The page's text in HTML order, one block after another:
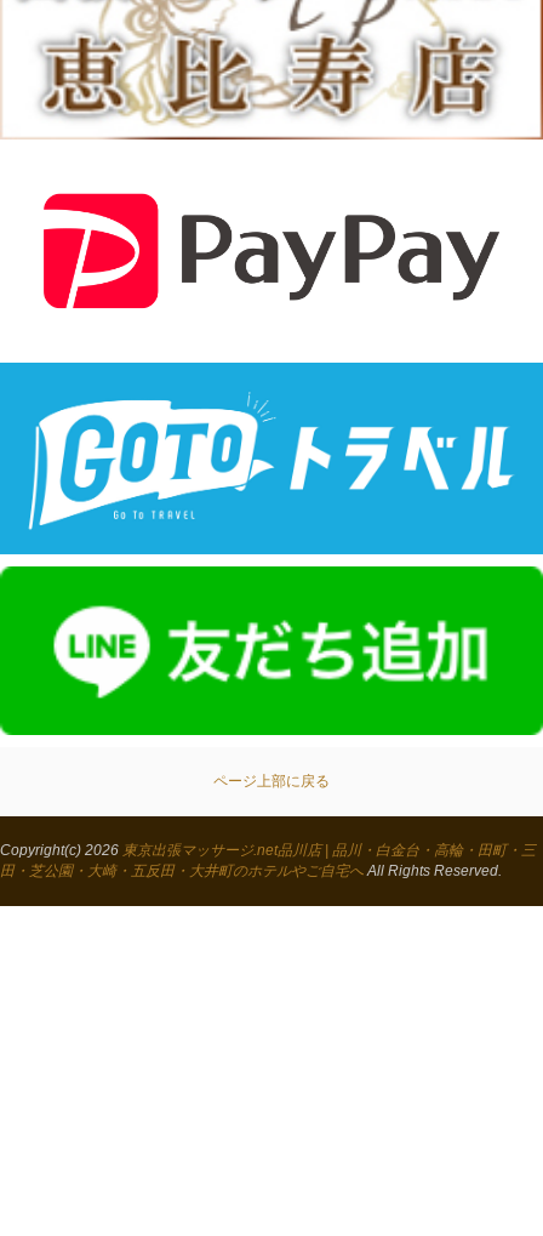
ページ上部に戻る
Copyright(c) 2026 東京出張マッサージ.net品川店 | 品川・白金台・高輪・田町・三
田・芝公園・大崎・五反田・大井町のホテルやご自宅へAll Rights Reserved.